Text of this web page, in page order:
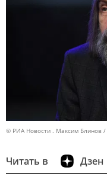
© РИА Новости . Максим Блинов
Читать в Дзен